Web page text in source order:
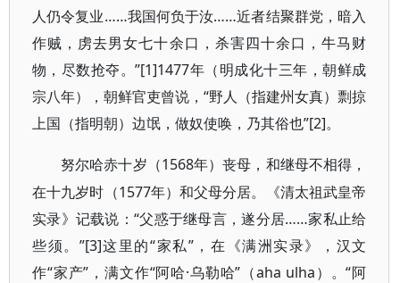
人仍令复业……我国何负于汝……近者结聚群党，暗入
作贼，虏去男女七十余口，杀害四十余口，牛马财
物，尽数抢夺。”[1]1477年（明成化十三年，朝鲜成
宗八年），朝鲜官吏曾说，“野人（指建州女真）剽掠
上国（指明朝）边氓，做奴使唤，乃其俗也”[2]。
努尔哈赤十岁（1568年）丧母，和继母不相得，
在十九岁时（1577年）和父母分居。《清太祖武皇帝
实录》记载说：“父惑于继母言，遂分居……家私止给
些须。”[3]这里的“家私”，在《满洲实录》，汉文
作“家产”，满文作“阿哈·乌勒哈”（aha ulha）。“阿